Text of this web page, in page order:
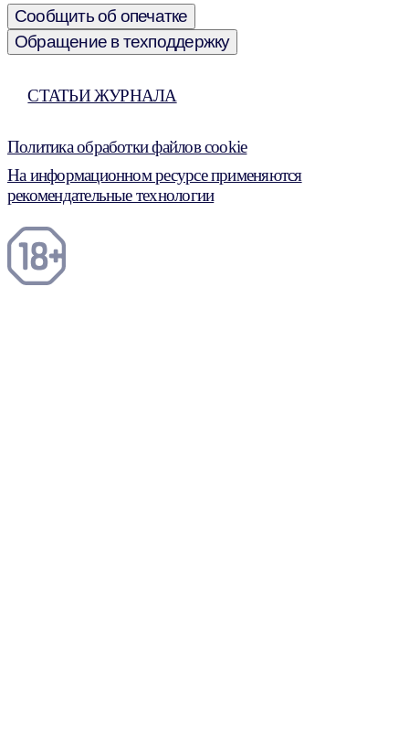
Сообщить об опечатке
Обращение в техподдержку
СТАТЬИ ЖУРНАЛА
Политика обработки файлов cookie
На информационном ресурсе применяются
рекомендательные технологии